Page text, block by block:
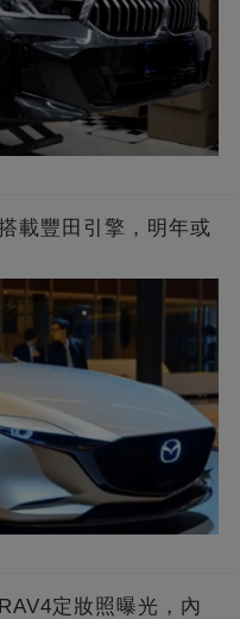
載豐田引擎，明年或
定妝照曝光，內